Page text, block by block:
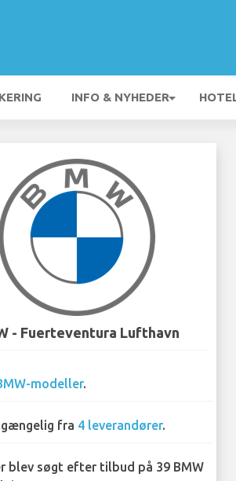
INFO & NYHEDER
- Fuerteventura Lufthavn
modeller.
fra 4 leverandører.
blev søgt efter tilbud på 39 BMW